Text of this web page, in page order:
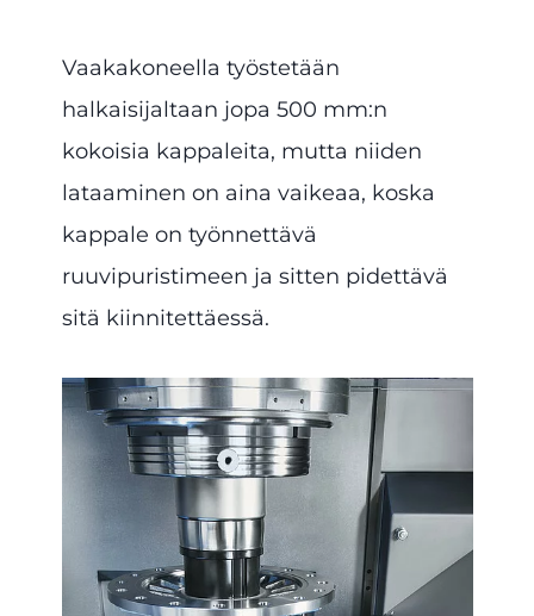
Vaakakoneella työstetään
halkaisijaltaan jopa 500 mm:n
kokoisia kappaleita, mutta niiden
lataaminen on aina vaikeaa, koska
kappale on työnnettävä
ruuvipuristimeen ja sitten pidettävä
sitä kiinnitettäessä.